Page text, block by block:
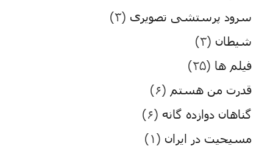
سرود پرستشی تصویری (۳)
شیطان (۳)
فیلم ها (۲۵)
قدرت من هستم (۶)
گناهان دوازده گانه (۶)
مسیحیت در ایران (۱)